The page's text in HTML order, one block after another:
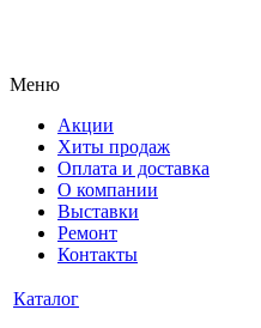
Меню
Акции
Хиты продаж
Оплата и доставка
О компании
Выставки
Ремонт
Контакты
Каталог